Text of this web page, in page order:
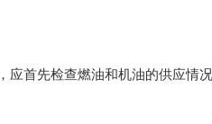
首先检查燃油和机油的供应情